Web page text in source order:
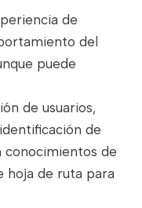
de
del
puede
de usuarios,
de
conocimientos de
hoja de ruta para